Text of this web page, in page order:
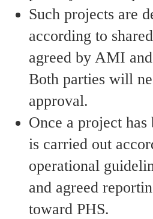
Such projects are
according to
agreed by AMI
Both parties will
approval.
Once a project
is carried out
operational
and agreed
toward PHS.